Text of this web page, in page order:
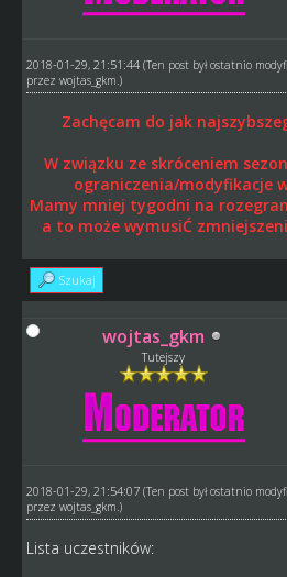
2018-01-29, 21:51:44 (Ten post był ostatnio
przez wojtas_gkm .)
Zachęcam do jak
W związku ze skróceniem
ograniczenia/modyfikacje
Mamy mniej tygodni na
a to może wymusiĆ
Szukaj
wojtas_gkm
Tutejszy
2018-01-29, 21:54:07 (Ten post był ostatnio
przez wojtas_gkm .)
Lista uczestników: